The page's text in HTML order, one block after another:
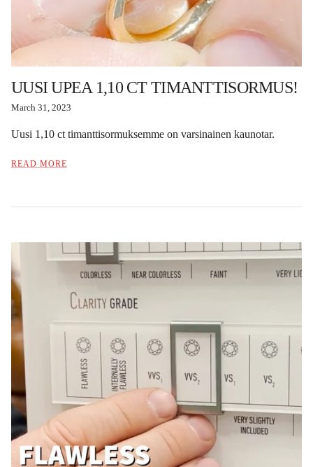
UUSI UPEA 1,10 CT TIMANTTISORMUS!
March 31, 2023
Uusi 1,10 ct timanttisormuksemme on varsinainen kaunotar.
READ MORE